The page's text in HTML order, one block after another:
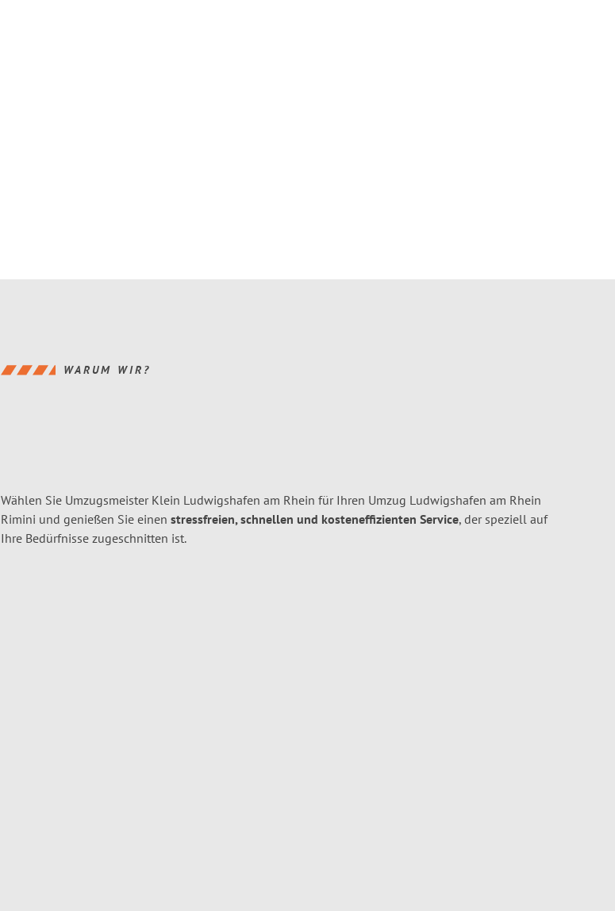
WARUM WIR?
Wählen Sie Umzugsmeister Klein Ludwigshafen am Rhein für Ihren Umzug Ludwigshafen am Rhein
Rimini und genießen Sie einen stressfreien, schnellen und kosteneffizienten Service, der speziell auf
Ihre Bedürfnisse zugeschnitten ist.